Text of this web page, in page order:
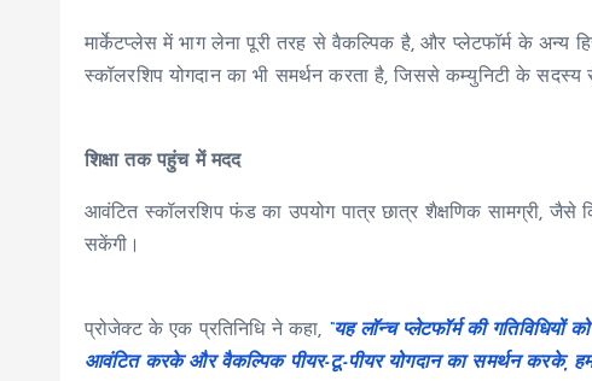
मार्केटप्लेस में भाग लेना पूरी तरह से वैकल्पिक है, और प्लेटफॉर्म के अन्य
स्कॉलरशिप योगदान का भी समर्थन करता है, जिससे कम्युनिटी के
शिक्षा तक पहुंच में मदद
आवंटित स्कॉलरशिप फंड का उपयोग पात्र छात्र शैक्षणिक सामग्री, जैसे
सकेंगी।
प्रोजेक्ट के एक प्रतिनिधि ने कहा, “यह लॉन्च प्लेटफॉर्म की
आवंटित करके और वैकल्पिक पीयर-टू-पीयर योगदान का समर्थन करके, हम